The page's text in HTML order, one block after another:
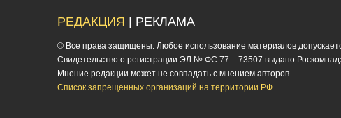
РЕДАКЦИЯ | РЕКЛАМА
© Все права защищены. Любое использование материалов
Cвидетельство о регистрации ЭЛ № ФС 77 – 73507 выдано
Мнение редакции может не совпадать с мнением авторов.
Список запрещенных организаций на территории РФ